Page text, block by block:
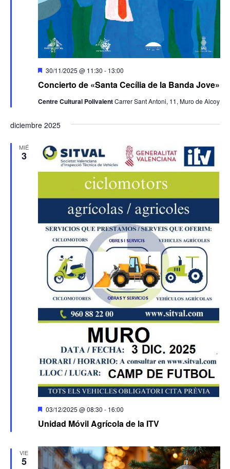
Concierto de «Santa Cecília de la Banda Jove»
Destacado
30/11/2025 @ 11:30 - 13:00
Centre Cultural PolivalentCarrer Sant Antoni, 11, Muro de Alcoy
diciembre 2025
MIÉ
3
Unidad Móvil Agrícola de la ITV
Destacado
03/12/2025 @ 08:30 - 16:00
VIE
5